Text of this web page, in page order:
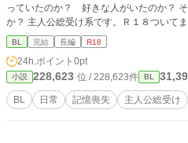
っていたのか？ 好きな人がいたのか？
か？ 主人公総受け系です。Ｒ１８つい
BL 完結 長編 R18
24h.ポイント 0pt
小説 228,623 位 / 228,623件 BL
BL 日常 記憶喪失 主人公総受け